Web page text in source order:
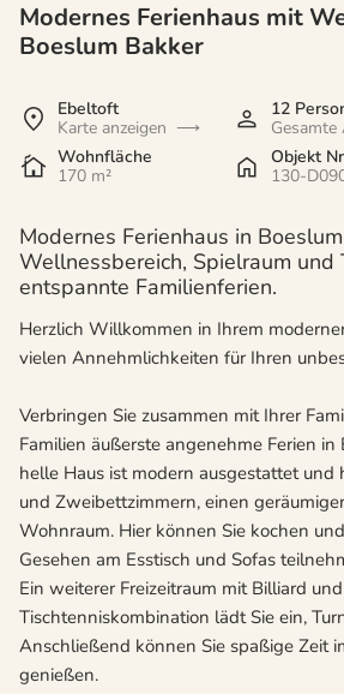
Modernes Ferienhaus mit
Boeslum Bakker
Ebeltoft
Karte anzeigen
12
Wohnfläche
170 m²
Objekt
130-
Modernes Ferienhaus in
Wellnessbereich, Spielraum und
entspannte Familienferien.
Herzlich Willkommen in Ihrem
vielen Annehmlichkeiten für Ihren
Verbringen Sie zusammen mit Ihrer
Familien äußerste angenehme Ferien in
helle Haus ist modern ausgestattet und
und Zweibettzimmern, einen
Wohnraum. Hier können Sie kochen
Gesehen am Esstisch und Sofas
Ein weiterer Freizeitraum mit Billiard und
Tischtenniskombination lädt Sie ein,
Anschließend können Sie spaßige Zeit
genießen.